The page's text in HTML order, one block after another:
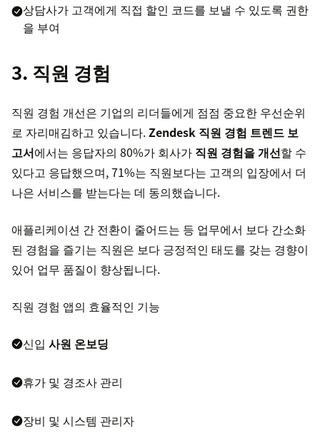
상담사가 고객에게 직접 할인 코드를 보낼 수 있도록 권한
을 부여
3. 직원 경험
직원 경험 개선은 기업의 리더들에게 점점 중요한 우선순위
로 자리매김하고 있습니다.Zendesk 직원 경험 트렌드 보
고서에서는 응답자의 80%가 회사가 직원 경험을 개선할 수
있다고 응답했으며, 71%는 직원보다는 고객의 입장에서 더
나은 서비스를 받는다는 데 동의했습니다.
애플리케이션 간 전환이 줄어드는 등 업무에서 보다 간소화
된 경험을 즐기는 직원은 보다 긍정적인 태도를 갖는 경향이
있어 업무 품질이 향상됩니다.
직원 경험 앱의 효율적인 기능
신입 사원 온보딩
휴가 및 경조사 관리
장비 및 시스템 관리자